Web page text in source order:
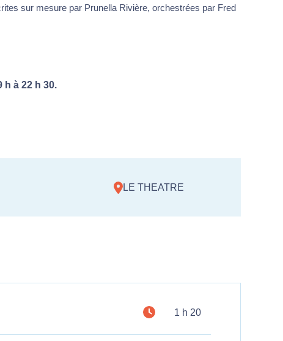
sur mesure par Prunella Rivière, orchestrées par Fred
à 22 h 30.
LE THEATRE
1 h 20